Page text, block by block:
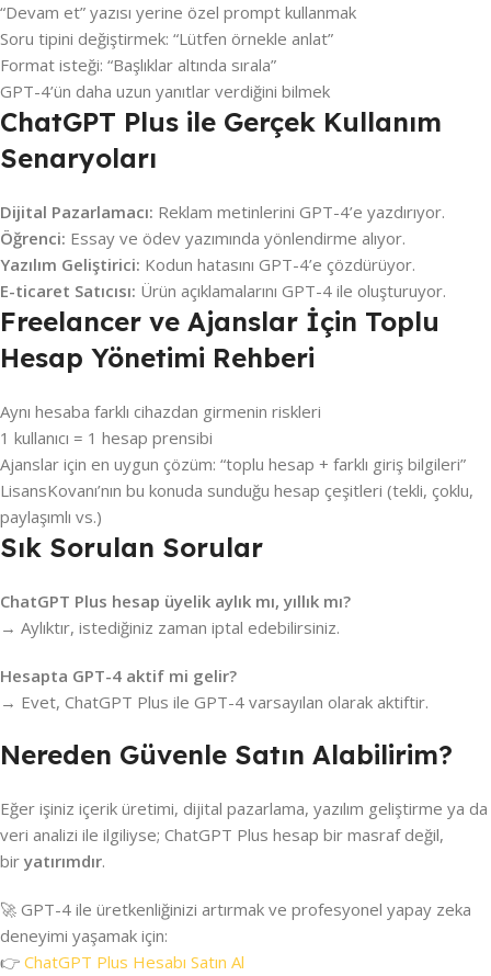
“Devam et” yazısı yerine özel prompt kullanmak
Soru tipini değiştirmek: “Lütfen örnekle anlat”
Format isteği: “Başlıklar altında sırala”
GPT-4’ün daha uzun yanıtlar verdiğini bilmek
ChatGPT Plus ile Gerçek Kullanım
Senaryoları
Dijital Pazarlamacı: Reklam metinlerini GPT-4’e yazdırıyor.
Öğrenci: Essay ve ödev yazımında yönlendirme alıyor.
Yazılım Geliştirici: Kodun hatasını GPT-4’e çözdürüyor.
E-ticaret Satıcısı: Ürün açıklamalarını GPT-4 ile oluşturuyor.
Freelancer ve Ajanslar İçin Toplu
Hesap Yönetimi Rehberi
Aynı hesaba farklı cihazdan girmenin riskleri
1 kullanıcı = 1 hesap prensibi
Ajanslar için en uygun çözüm: “toplu hesap + farklı giriş bilgileri”
LisansKovanı’nın bu konuda sunduğu hesap çeşitleri (tekli, çoklu,
paylaşımlı vs.)
Sık Sorulan Sorular
ChatGPT Plus hesap üyelik aylık mı, yıllık mı?
→ Aylıktır, istediğiniz zaman iptal edebilirsiniz.
Hesapta GPT-4 aktif mi gelir?
→ Evet, ChatGPT Plus ile GPT-4 varsayılan olarak aktiftir.
Nereden Güvenle Satın Alabilirim?
Eğer işiniz içerik üretimi, dijital pazarlama, yazılım geliştirme ya da
veri analizi ile ilgiliyse; ChatGPT Plus hesap bir masraf değil,
bir yatırımdır.
🚀 GPT-4 ile üretkenliğinizi artırmak ve profesyonel yapay zeka
deneyimi yaşamak için:
👉 ChatGPT Plus Hesabı Satın Al